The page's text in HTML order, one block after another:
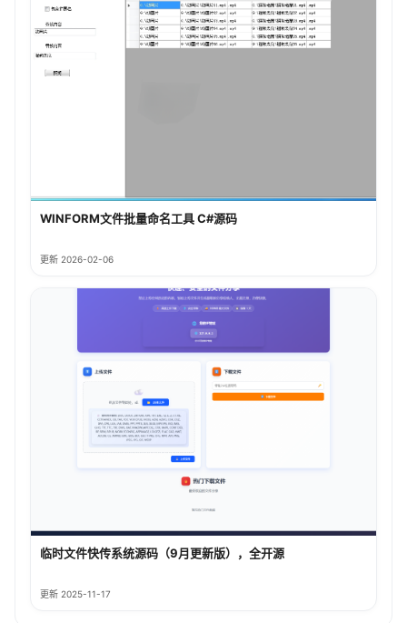
WINFORM文件批量命名工具 C#源码
更新 2026-02-06
临时文件快传系统源码（9月更新版），全开源
更新 2025-11-17